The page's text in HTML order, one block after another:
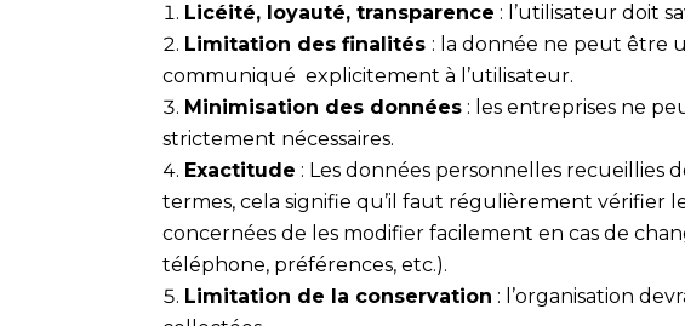
Licéité, loyauté, transparence : l’utilisateur doit
Limitation des finalités : la donnée ne peut être
communiqué explicitement à l’utilisateur.
Minimisation des données : les entreprises ne
strictement nécessaires.
Exactitude : Les données personnelles recueillies
termes, cela signifie qu’il faut régulièrement
concernées de les modifier facilement en cas de
téléphone, préférences, etc.).
Limitation de la conservation : l’organisation